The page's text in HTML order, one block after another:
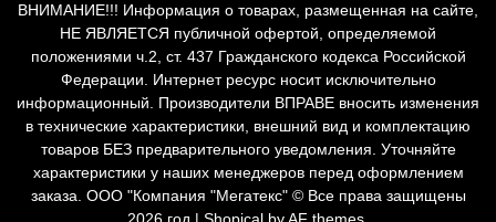
ВНИМАНИЕ!!! Информация о товарах, размещенная на сайте,
НЕ ЯВЛЯЕТСЯ публичной офертой, определяемой
положениями ч.2, ст. 437 Гражданского кодекса Российской
Федерации. Интернет ресурс носит исключительно
информационный. Производители ВПРАВЕ вносить изменения
в технические характеристики, внешний вид и комплектацию
товаров БЕЗ предварительного уведомления. Уточняйте
характеристики у наших менеджеров перед оформлением
заказа. ООО "Компания "Мегатекс" © Все права защищены